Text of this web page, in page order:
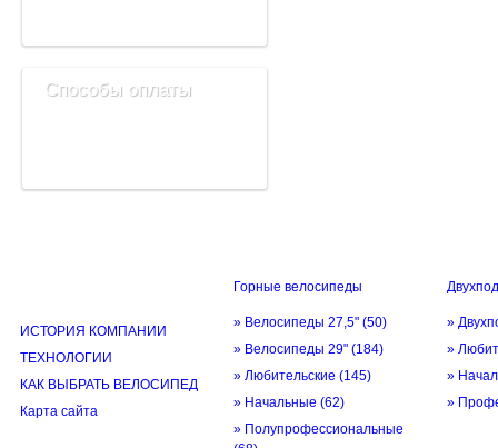
Способы оплаты
ИСТОРИЯ КОМПАНИИ
ТЕХНОЛОГИИ
КАК ВЫБРАТЬ ВЕЛОСИПЕД
Карта сайта
Горные велосипеды
» Велосипеды 27,5" (50)
» Велосипеды 29" (184)
» Любительские (145)
» Начальные (62)
» Полупрофессиональные
»
»
»
»